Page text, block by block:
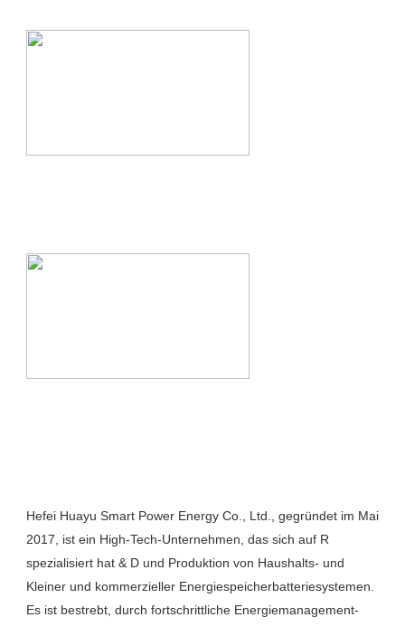
Hefei Huayu Smart Power Energy Co., Ltd., gegründet im Mai
2017, ist ein High-Tech-Unternehmen, das sich auf R
spezialisiert hat & D und Produktion von Haushalts- und
Kleiner und kommerzieller Energiespeicherbatteriesystemen.
Es ist bestrebt, durch fortschrittliche Energiemanagement-